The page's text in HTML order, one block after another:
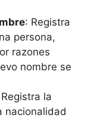
: Registra
persona,
razones
nombre se
la
nacionalidad